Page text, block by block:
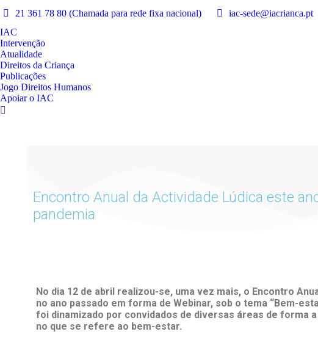
21 361 78 80 (Chamada para rede fixa nacional)
iac-sede@iacrianca.pt
IAC
Intervenção
Atualidade
Direitos da Criança
Publicações
Jogo Direitos Humanos
Apoiar o IAC
Encontro Anual da Actividade Lúdica este
pandemia
No dia 12 de abril realizou-se, uma vez mais, o Encontro
no ano passado em forma de Webinar, sob o tema “Bem-
foi dinamizado por convidados de diversas áreas de forma
no que se refere ao bem-estar.